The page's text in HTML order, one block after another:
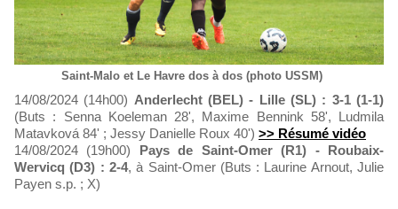
Saint-Malo et Le Havre dos à dos (photo USSM)
14/08/2024 (14h00) Anderlecht (BEL) - Lille (SL) : 3-1 (1-1)
(Buts : Senna Koeleman 28', Maxime Bennink 58', Ludmila
Matavková 84' ; Jessy Danielle Roux 40') >> Résumé vidéo
14/08/2024 (19h00)
Pays de Saint-Omer (R1) - Roubaix-
Wervicq (D3) : 2-4, à Saint-Omer (Buts : Laurine Arnout, Julie
Payen s.p. ; X)